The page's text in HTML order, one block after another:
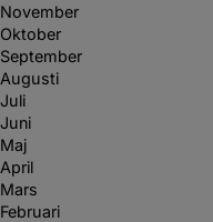
November
Oktober
September
Augusti
Juli
Juni
Maj
April
Mars
Februari